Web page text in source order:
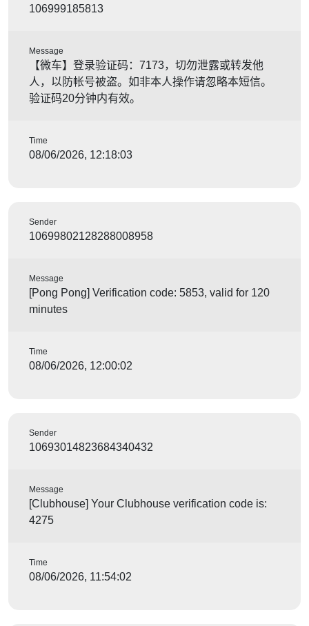
106999185813
Message
【微车】登录验证码：7173，切勿泄露或转发他
人，以防帐号被盗。如非本人操作请忽略本短信。
验证码20分钟内有效。
Time
08/06/2026, 12:18:03
Sender
10699802128288008958
Message
[Pong Pong] Verification code: 5853, valid for 120
minutes
Time
08/06/2026, 12:00:02
Sender
10693014823684340432
Message
[Clubhouse] Your Clubhouse verification code is:
4275
Time
08/06/2026, 11:54:02